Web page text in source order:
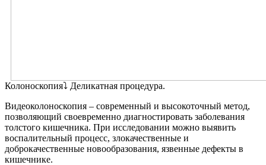
Колоноскопия⤵️ Деликатная процедура.
Видеоколоноскопия – современный и высокоточный метод,
позволяющий своевременно диагностировать заболевания
толстого кишечника. При исследовании можно выявить
воспалительный процесс, злокачественные и
доброкачественные новообразования, язвенные дефекты в
кишечнике.